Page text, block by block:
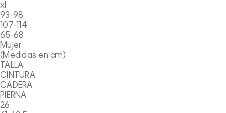
xl
93-98
107-114
65-68
Mujer
(Medidas en cm)
TALLA
CINTURA
CADERA
PIERNA
26